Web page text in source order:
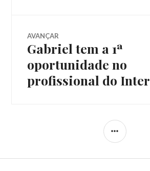
AVANÇAR
Gabriel tem a 1ª
oportunidade no
profissional do Inter